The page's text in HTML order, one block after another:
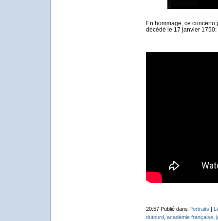
En hommage, ce concerto
décédé le 17 janvier 1750:
20:57 Publié dans Portraits |
dutourd, académie française,